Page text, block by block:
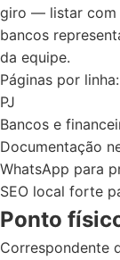
giro — listar com
bancos
da equipe.
Páginas por
PJ
Bancos e
Documentação
WhatsApp para
SEO local forte
Ponto
Correspondente